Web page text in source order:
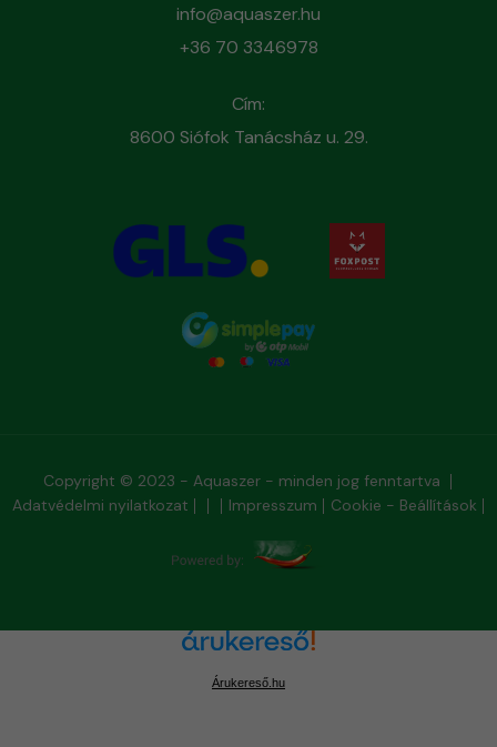
info@aquaszer.hu
+36 70 3346978
Cím:
8600 Siófok Tanácsház u. 29.
Copyright © 2023 - Aquaszer - minden jog fenntartva
Adatvédelmi nyilatkozat
Impresszum Cookie - Beállítások
Árukereső.hu